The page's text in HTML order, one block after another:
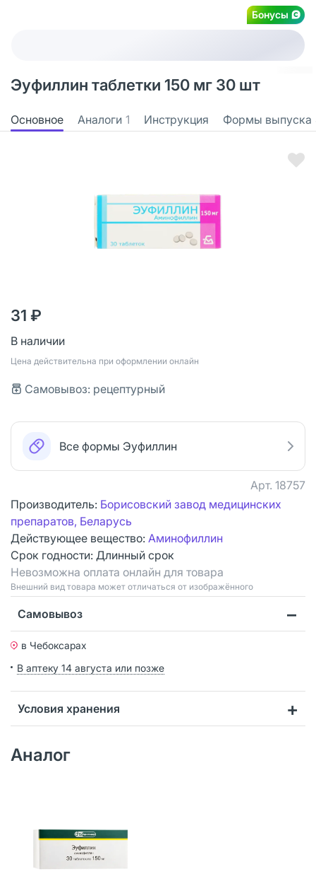
Бонусы
Эуфиллин таблетки 150 мг 30 шт
Основное Аналоги 1 Инструкция Формы выпуска
31 ₽
В наличии
Цена действительна при оформлении онлайн
Самовывоз: рецептурный
Все формы Эуфиллин
Арт. 18757
Производитель: Борисовский завод медицинских
препаратов, Беларусь
Действующее вещество: Аминофиллин
Срок годности: Длинный срок
Невозможна оплата онлайн для товара
Bнешний вид товара может отличаться от изображённого
Самовывоз
в Чебоксарах
В аптеку 14 августа или позже
Условия хранения
Аналог